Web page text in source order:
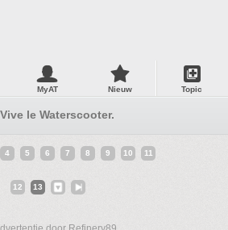
MyAT Nieuw Topic
le Waterscooter.
4 5 6 7 8 9 10 11
12 13